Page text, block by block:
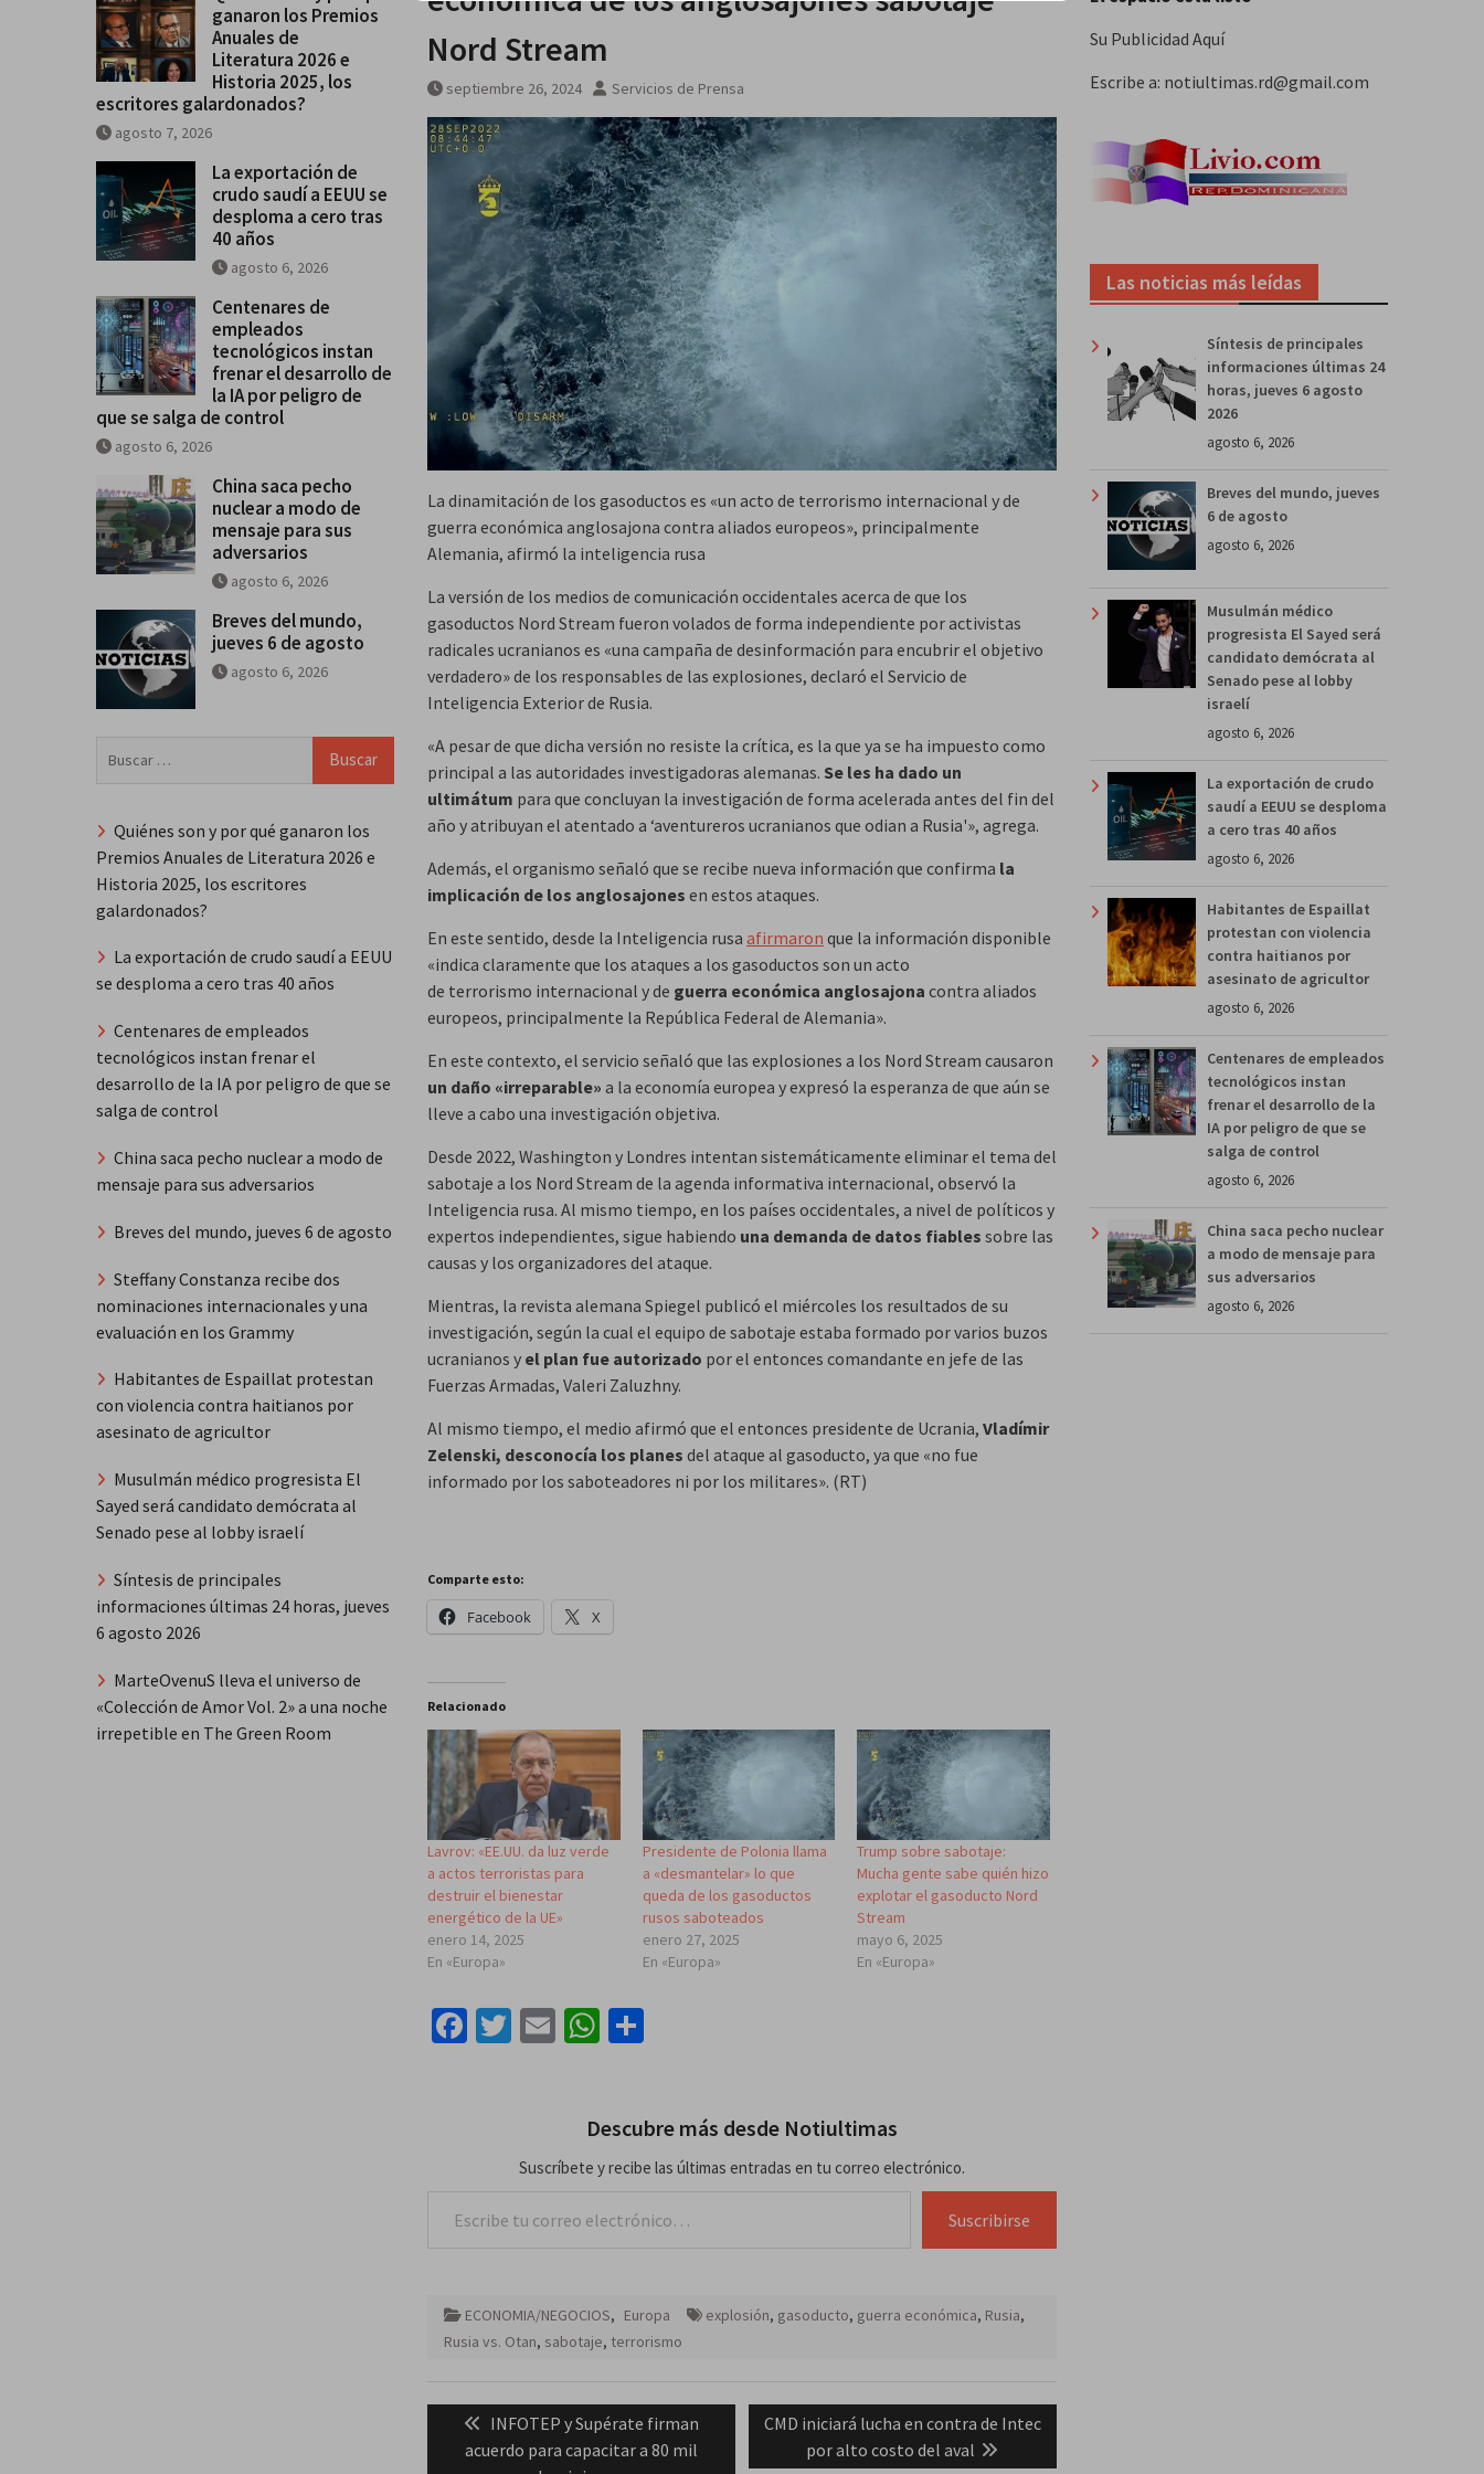
Historia 2025, los escritores
galardonados?
Nord Stream
septiembre 26, 2024 Servicios de Prensa
La dinamitación de los gasoductos es «un acto de terrorismo internacional y de
guerra económica anglosajona contra aliados europeos», principalmente
Alemania, afirmó la inteligencia rusa
La versión de los medios de comunicación occidentales acerca de que los
gasoductos Nord Stream fueron volados de forma independiente por activistas
radicales ucranianos es «una campaña de desinformación para encubrir el objetivo
verdadero» de los responsables de las explosiones, declaró el Servicio de
Inteligencia Exterior de Rusia.
«A pesar de que dicha versión no resiste la crítica, es la que ya se ha impuesto como
principal a las autoridades investigadoras alemanas. Se les ha dado un
ultimátum para que concluyan la investigación de forma acelerada antes del fin del
año y atribuyan el atentado a ‘aventureros ucranianos que odian a Rusia'», agrega.
Además, el organismo señaló que se recibe nueva información que confirma la
implicación de los anglosajones en estos ataques.
En este sentido, desde la Inteligencia rusa afirmaron que la información disponible
«indica claramente que los ataques a los gasoductos son un acto
de terrorismo internacional y de guerra económica anglosajona contra aliados
europeos, principalmente la República Federal de Alemania».
En este contexto, el servicio señaló que las explosiones a los Nord Stream causaron
un daño «irreparable» a la economía europea y expresó la esperanza de que aún se
lleve a cabo una investigación objetiva.
Desde 2022, Washington y Londres intentan sistemáticamente eliminar el tema del
sabotaje a los Nord Stream de la agenda informativa internacional, observó la
Inteligencia rusa. Al mismo tiempo, en los países occidentales, a nivel de políticos y
expertos independientes, sigue habiendo una demanda de datos fiables sobre las
causas y los organizadores del ataque.
Mientras, la revista alemana Spiegel publicó el miércoles los resultados de su
investigación, según la cual el equipo de sabotaje estaba formado por varios buzos
ucranianos y el plan fue autorizado por el entonces comandante en jefe de las
Fuerzas Armadas, Valeri Zaluzhny.
Al mismo tiempo, el medio afirmó que el entonces presidente de Ucrania, Vladímir
Zelenski, desconocía los planes del ataque al gasoducto, ya que «no fue
informado por los saboteadores ni por los militares». (RT)
Comparte esto:
Facebook X
Relacionado
Lavrov: «EE.UU. da luz verde
a actos terroristas para
destruir el bienestar
energético de la UE»
enero 14, 2025
En «Europa»
Presidente de Polonia llama
a «desmantelar» lo que
queda de los gasoductos
rusos saboteados
enero 27, 2025
En «Europa»
Trump sobre sabotaje:
Mucha gente sabe quién hizo
explotar el gasoducto Nord
Stream
mayo 6, 2025
En «Europa»
Facebook
Twitter
EmailWhatsApp
Descubre más desde Notiultimas
Suscríbete y recibe las últimas entradas en tu correo electrónico.
Suscribirse
ECONOMIA/NEGOCIOS, Europa explosión, gasoducto, guerra económica, Rusia,
Rusia vs. Otan, sabotaje, terrorismo
Navegación
Previous
post:
INFOTEP y Supérate firman
acuerdo para capacitar a 80 mil
Next
CMD iniciará lucha en contra de Intec
por alto costo del aval
Su Publicidad Aquí
Escribe a: notiultimas.rd@gmail.com
Las noticias más leídas
Síntesis de principales
informaciones últimas 24
horas, jueves 6 agosto
2026
agosto 6, 2026
Breves del mundo, jueves
6 de agosto
agosto 6, 2026
Musulmán médico
progresista El Sayed será
candidato demócrata al
Senado pese al lobby
israelí
agosto 6, 2026
La exportación de crudo
saudí a EEUU se desploma
a cero tras 40 años
agosto 6, 2026
Habitantes de Espaillat
protestan con violencia
contra haitianos por
asesinato de agricultor
agosto 6, 2026
Centenares de empleados
tecnológicos instan
frenar el desarrollo de la
IA por peligro de que se
salga de control
agosto 6, 2026
China saca pecho nuclear
a modo de mensaje para
sus adversarios
agosto 6, 2026
ganaron los Premios
Anuales de
Literatura 2026 e
Historia 2025, los
escritores galardonados?
agosto 7, 2026
La exportación de
crudo saudí a EEUU se
desploma a cero tras
40 años
agosto 6, 2026
Centenares de
empleados
tecnológicos instan
frenar el desarrollo de
la IA por peligro de
que se salga de control
agosto 6, 2026
China saca pecho
nuclear a modo de
mensaje para sus
adversarios
agosto 6, 2026
Breves del mundo,
jueves 6 de agosto
agosto 6, 2026
Quiénes son y por qué ganaron los
Premios Anuales de Literatura 2026 e
Historia 2025, los escritores
galardonados?
La exportación de crudo saudí a EEUU
se desploma a cero tras 40 años
Centenares de empleados
tecnológicos instan frenar el
desarrollo de la IA por peligro de que se
salga de control
China saca pecho nuclear a modo de
mensaje para sus adversarios
Breves del mundo, jueves 6 de agosto
Steffany Constanza recibe dos
nominaciones internacionales y una
evaluación en los Grammy
Habitantes de Espaillat protestan
con violencia contra haitianos por
asesinato de agricultor
Musulmán médico progresista El
Sayed será candidato demócrata al
Senado pese al lobby israelí
Síntesis de principales
informaciones últimas 24 horas, jueves
6 agosto 2026
MarteOvenuS lleva el universo de
«Colección de Amor Vol. 2» a una noche
irrepetible en The Green Room